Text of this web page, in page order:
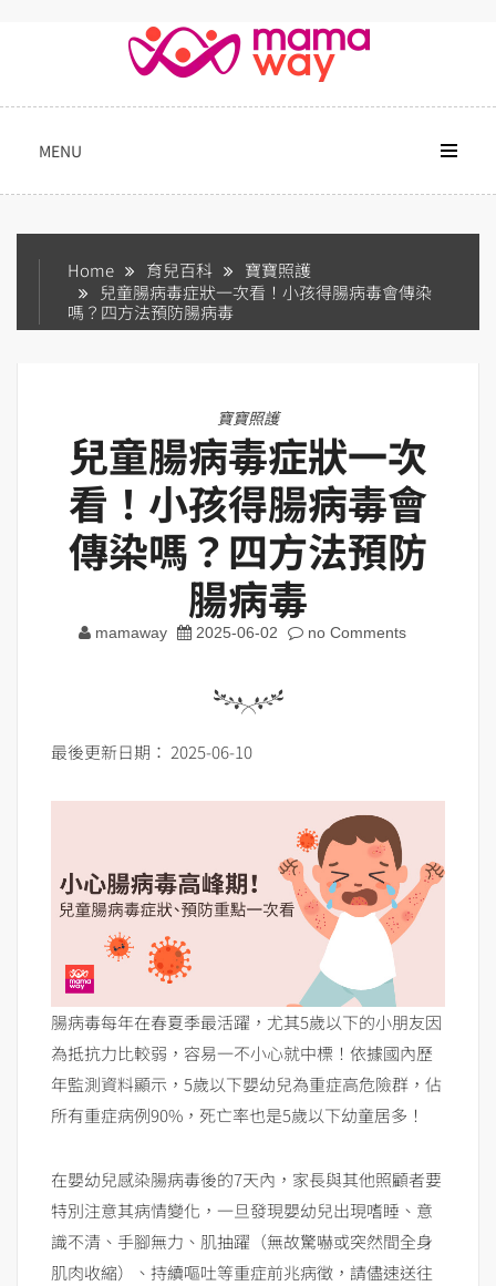
MENU
Home 育兒百科
寶寶照護
兒童腸病毒症狀一次看！小孩得腸病毒會傳染
嗎？四方法預防腸病毒
寶寶照護
兒童腸病毒症狀一次
看！小孩得腸病毒會
傳染嗎？四方法預防
腸病毒
mamaway 2025-06-02 no Comments
最後更新日期： 2025-06-10
腸病毒每年在春夏季最活躍，尤其5歲以下的小朋友因
為抵抗力比較弱，容易一不小心就中標！依據國內歷
年監測資料顯示，5歲以下嬰幼兒為重症高危險群，佔
所有重症病例90%，死亡率也是5歲以下幼童居多！
在嬰幼兒感染腸病毒後的7天內，家長與其他照顧者要
特別注意其病情變化，一旦發現嬰幼兒出現嗜睡、意
識不清、手腳無力、肌抽躍（無故驚嚇或突然間全身
肌肉收縮）、持續嘔吐等重症前兆病徵，請儘速送往